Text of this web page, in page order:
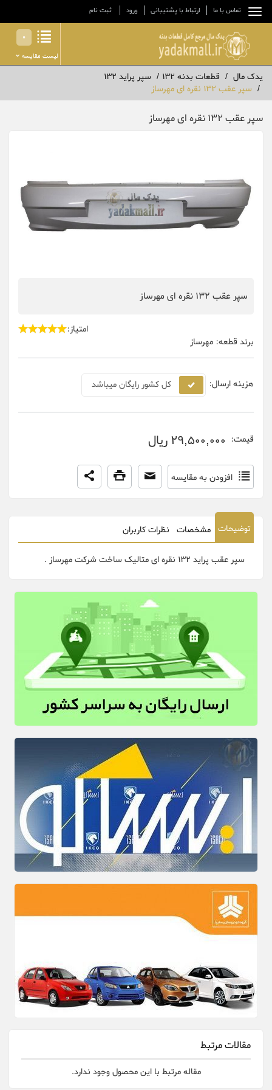
تماس با ما ارتباط با پشتیبانی ورود ثبت نام
0
لیست مقایسه
یدک مال قطعات بدنه 132
سپر پراید 132
سپر عقب 132 نقره ای مهرساز
سپر عقب 132 نقره ای مهرساز
سپر عقب 132 نقره ای مهرساز
امتیاز:
برند قطعه: مهرساز
هزینه ارسال: کل کشور رایگان میباشد
قیمت: 29,500,000 ریال
افزودن به مقایسه
توضیحات مشخصات نظرات کاربران
سپر عقب پراید 132 نقره ای متالیک ساخت شرکت مهرساز .
مقالات مرتبط
مقاله مرتبط با این محصول وجود ندارد.